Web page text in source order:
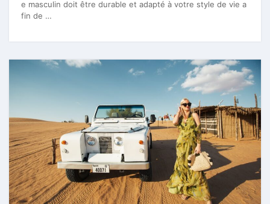
e masculin doit être durable et adapté à votre style de vie a
fin de …